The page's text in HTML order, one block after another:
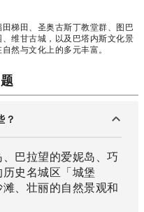
梯田、圣奥古斯丁教堂群、图巴
维甘古城，以及巴塔内斯文化景
然与文化上的多元丰富。
？
巴拉望的爱妮岛、巧
史名城区「城堡
、壮丽的自然景观和